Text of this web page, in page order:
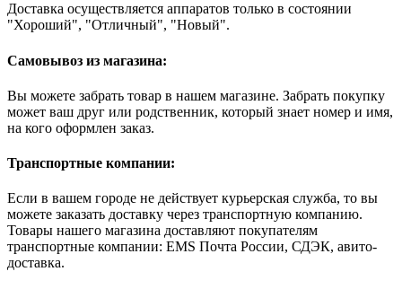
Доставка осуществляется аппаратов только в состоянии
"Хороший", "Отличный", "Новый".
Самовывоз из магазина:
Вы можете забрать товар в нашем магазине. Забрать покупку
может ваш друг или родственник, который знает номер и имя,
на кого оформлен заказ.
Транспортные компании:
Если в вашем городе не действует курьерская служба, то вы
можете заказать доставку через транспортную компанию.
Товары нашего магазина доставляют покупателям
транспортные компании: EMS Почта России, СДЭК, авито-
доставка.